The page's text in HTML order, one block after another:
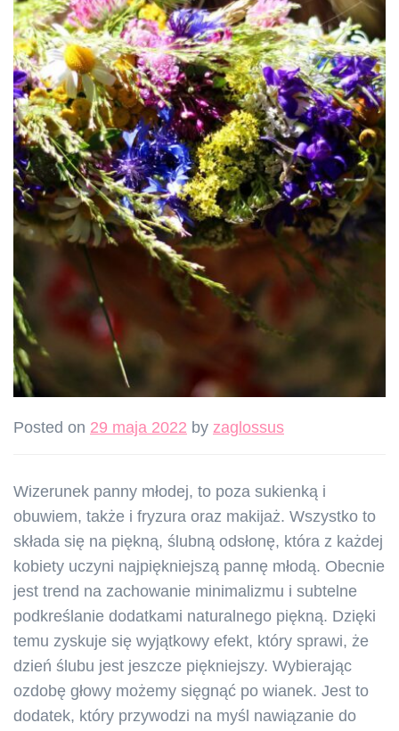
Posted on 29 maja 2022 by zaglossus
Wizerunek panny młodej, to poza sukienką i
obuwiem, także i fryzura oraz makijaż. Wszystko to
składa się na piękną, ślubną odsłonę, która z każdej
kobiety uczyni najpiękniejszą pannę młodą. Obecnie
jest trend na zachowanie minimalizmu i subtelne
podkreślanie dodatkami naturalnego piękną. Dzięki
temu zyskuje się wyjątkowy efekt, który sprawi, że
dzień ślubu jest jeszcze piękniejszy. Wybierając
ozdobę głowy możemy sięgnąć po wianek. Jest to
dodatek, który przywodzi na myśl nawiązanie do